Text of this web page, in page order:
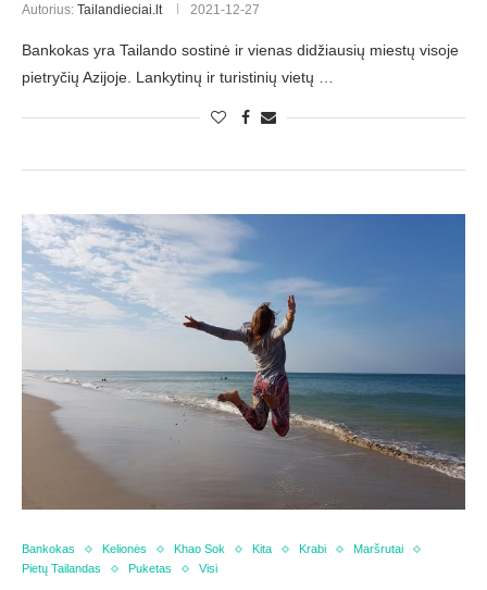
Autorius: Tailandieciai.lt 2021-12-27
Bankokas yra Tailando sostinė ir vienas didžiausių miestų visoje
pietryčių Azijoje. Lankytinų ir turistinių vietų …
Bankokas Kelionės Khao Sok Kita Krabi
Maršrutai
Pietų Tailandas
Puketas Visi